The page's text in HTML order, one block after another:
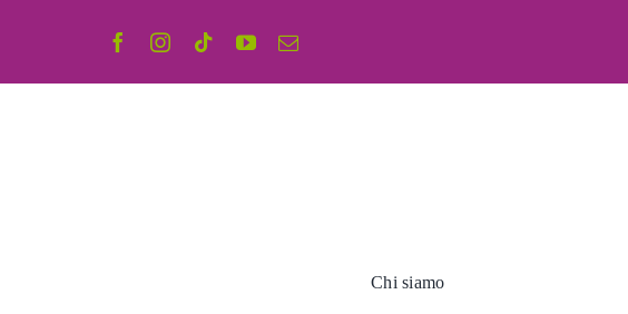
Chi siamo